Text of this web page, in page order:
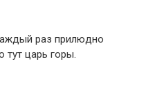
раз прилюдно
тут царь горы.